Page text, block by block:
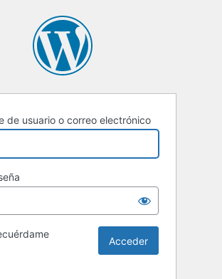
de usuario o correo electrónico